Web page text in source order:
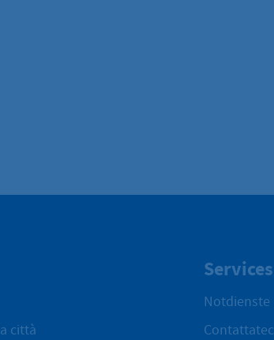
città
Services
Notdienste